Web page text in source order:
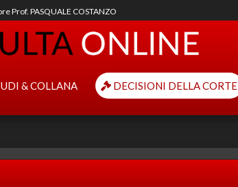
Prof. PASQUALE COSTANZO
& COLLANA DECISIONI DELLA CORTE